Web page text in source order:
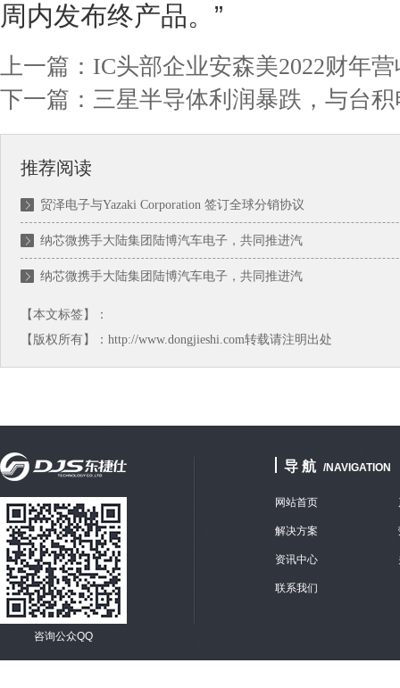
周内发布终产品。”
上一篇： IC头部企业安森美2022财年
下一篇： 三星半导体利润暴跌，与台
推荐阅读
贸泽电子与Yazaki Corporation 签订全球分销协议
纳芯微携手大陆集团陆博汽车电子，共同推进汽
纳芯微携手大陆集团陆博汽车电子，共同推进汽
【本文标签】：
【版权所有】：http://www.dongjieshi.com转载请注明出处
导 航 /NAVIGATION
网站首页
解决方案
资讯中心
联系我们
咨询公众QQ